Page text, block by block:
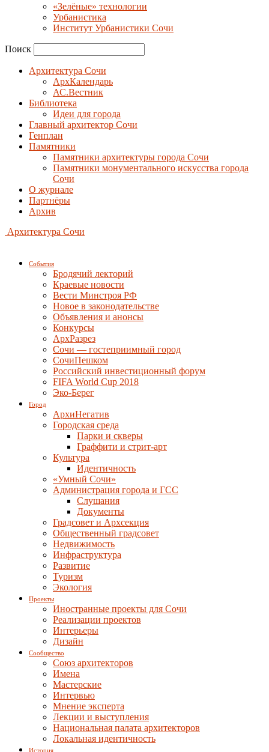
«Зелёные» технологии
Урбанистика
Институт Урбанистики Сочи
Поиск
Архитектура Сочи
АрхКалендарь
АС.Вестник
Библиотека
Идеи для города
Главный архитектор Сочи
Генплан
Памятники
Памятники архитектуры города Сочи
Памятники монументального искусства города
Сочи
О журнале
Партнёры
Архив
Архитектура Сочи
События
Бродячий лекторий
Краевые новости
Вести Минстроя РФ
Новое в законодательстве
Объявления и анонсы
Конкурсы
АрхРазрез
Сочи — гостеприимный город
СочиПешком
Российский инвестиционный форум
FIFA World Cup 2018
Эко-Берег
Город
АрхиНегатив
Городская среда
Парки и скверы
Граффити и стрит-арт
Культура
Идентичность
«Умный Сочи»
Администрация города и ГСС
Слушания
Документы
Градсовет и Архсекция
Общественный градсовет
Недвижимость
Инфраструктура
Развитие
Туризм
Экология
Проекты
Иностранные проекты для Сочи
Реализации проектов
Интерьеры
Дизайн
Сообщество
Союз архитекторов
Имена
Мастерские
Интервью
Мнение эксперта
Лекции и выступления
Национальная палата архитекторов
Локальная идентичность
История